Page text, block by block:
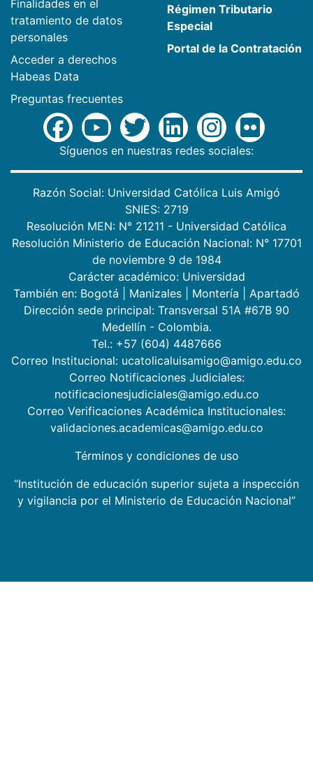
Finalidades en el
tratamiento de datos
personales
Acceder a derechos
Habeas Data
Preguntas frecuentes
Régimen Tributario
Especial
Portal de la Contratación
Síguenos en nuestras redes sociales:
Razón Social: Universidad Católica Luis Amigó
SNIES: 2719
Resolución MEN: N° 21211 - Universidad Católica
Resolución Ministerio de Educación Nacional: N° 17701
de noviembre 9 de 1984
Carácter académico: Universidad
También en: Bogotá Manizales Montería
Apartadó
Dirección sede principal: Transversal 51A #67B 90
Medellín - Colombia.
Tel.: +57 (604) 4487666
Correo Institucional: ucatolicaluisamigo@amigo.edu.co
Correo Notificaciones Judiciales:
notificacionesjudiciales@amigo.edu.co
Correo Verificaciones Académica Institucionales:
validaciones.academicas@amigo.edu.co
Términos y condiciones de uso
“Institución de educación superior sujeta a inspección
y vigilancia por el Ministerio de Educación Nacional”